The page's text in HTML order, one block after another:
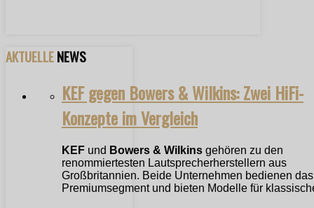
AKTUELLENEWS
KEF gegen Bowers & Wilkins: Zwei HiFi-
Konzepte im Vergleich
KEF und Bowers & Wilkins gehören zu den
renommiertesten Lautsprecherherstellern aus
Großbritannien. Beide Unternehmen bedienen das
Premiumsegment und bieten Modelle für